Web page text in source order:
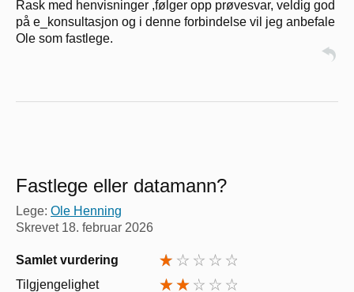
Rask med henvisninger ,følger opp prøvesvar, veldig god
på e_konsultasjon og i denne forbindelse vil jeg anbefale
Ole som fastlege.
Fastlege eller datamann?
Lege: Ole Henning
Skrevet 18. februar 2026
Samlet vurdering
Tilgjengelighet